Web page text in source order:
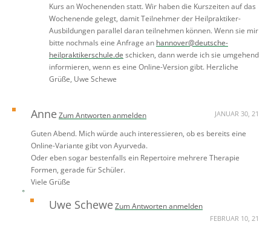
Kurs an Wochenenden statt. Wir haben die Kurszeiten auf das
Wochenende gelegt, damit Teilnehmer der Heilpraktiker-
Ausbildungen parallel daran teilnehmen können. Wenn sie mir
bitte nochmals eine Anfrage an hannover@deutsche-
heilpraktikerschule.de schicken, dann werde ich sie umgehend
informieren, wenn es eine Online-Version gibt. Herzliche
Grüße, Uwe Schewe
AnneZum Antworten anmelden JANUAR 30, 21
Guten Abend. Mich würde auch interessieren, ob es bereits eine
Online-Variante gibt von Ayurveda.
Oder eben sogar bestenfalls ein Repertoire mehrere Therapie
Formen, gerade für Schüler.
Viele Grüße
Uwe ScheweZum Antworten anmelden
FEBRUAR 10, 21